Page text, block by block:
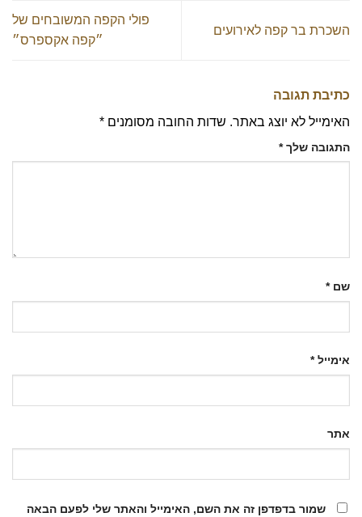
השכרת בר קפה לאירועים
פולי הקפה המשובחים של
״קפה אקספרס״
כתיבת תגובה
האימייל לא יוצג באתר. שדות החובה מסומנים *
התגובה שלך*
שם*
אימייל*
אתר
שמור בדפדפן זה את השם, האימייל והאתר שלי לפעם הבאה